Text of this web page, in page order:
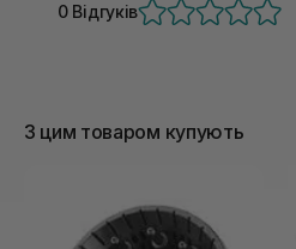
0 Відгуків
З цим товаром купують